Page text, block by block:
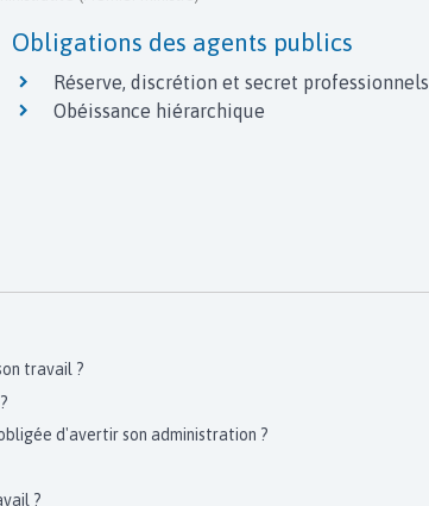
Obligations des agents publics
Réserve, discrétion et secret professionnels
Obéissance hiérarchique
travail ?
d'avertir son administration ?
?